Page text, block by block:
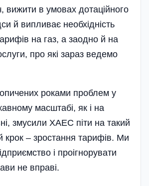
вижити в умовах дотаційного
й випливає необхідність
на газ, а заодно й на
про які зараз ведемо
роками проблем у
масштабі, як і на
змусили ХАЕС піти на такий
крок – зростання тарифів. Ми
і проігнорувати
не вправі.